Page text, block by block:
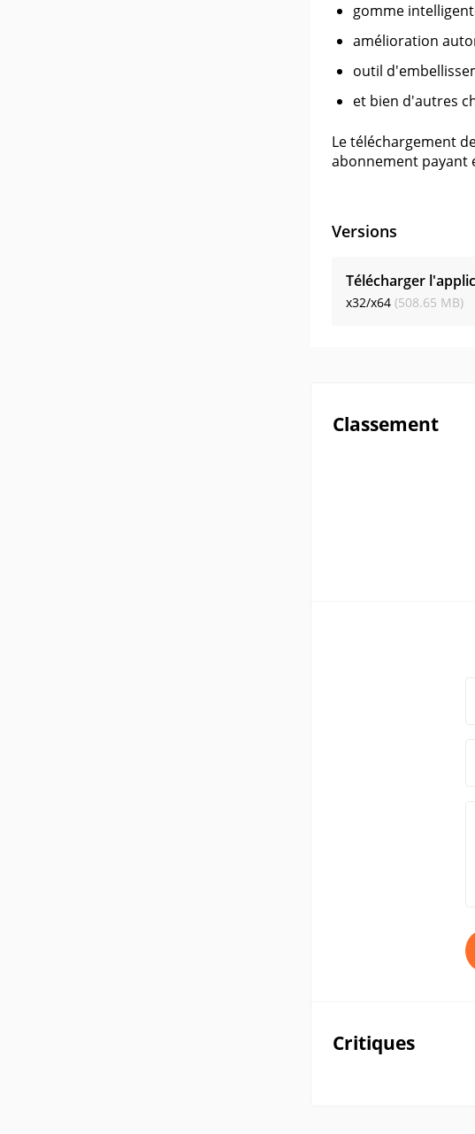
gomme
amélioration
outil
et bien d'autres
Le téléchargement
abonnement payant
Versions
Télécharger
x32/x64 (508.65 MB)
Classement
Critiques